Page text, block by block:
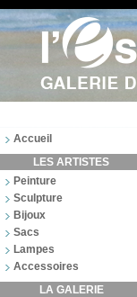
Accueil
LES ARTISTES
Peinture
Sculpture
Bijoux
Sacs
Lampes
Accessoires
LA GALERIE